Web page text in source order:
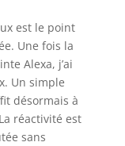
est le point
Une fois la
Alexa, j’ai
Un simple
désormais à
réactivité est
sans